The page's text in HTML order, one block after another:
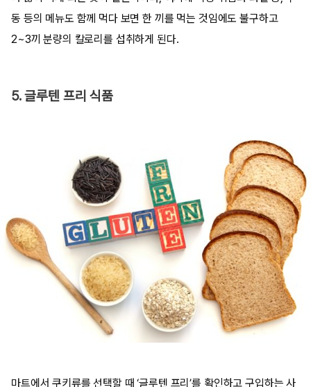
동 등의 메뉴도 함께 먹다 보면 한 끼를 먹는 것임에도 불구하고
2~3끼 분량의 칼로리를 섭취하게 된다.
5. 글루텐 프리 식품
마트에서 쿠키류를 선택할 때 ‘글루텐 프리’를 확인하고 구입하는 사